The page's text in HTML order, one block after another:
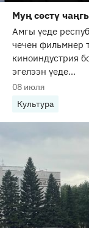
Муң сөстү
Амгы үеде
чечен фильмнер
киноиндустрия
эгелээн үеде...
08 июля
Культура